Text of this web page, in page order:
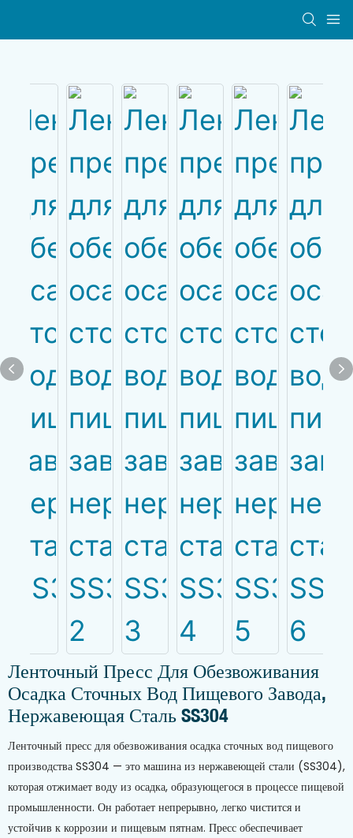
Ленточный Пресс Для Обезвоживания
Осадка Сточных Вод Пищевого Завода,
Нержавеющая Сталь SS304
Ленточный пресс для обезвоживания осадка сточных вод пищевого
производства SS304 — это машина из нержавеющей стали (SS304),
которая отжимает воду из осадка, образующегося в процессе пищевой
промышленности. Он работает непрерывно, легко чистится и
устойчив к коррозии и пищевым пятнам. Пресс обеспечивает